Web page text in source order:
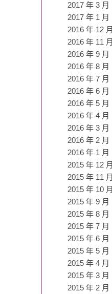
2017 年 3 月
2017 年 1 月
2016 年 12 月
2016 年 11 月
2016 年 9 月
2016 年 8 月
2016 年 7 月
2016 年 6 月
2016 年 5 月
2016 年 4 月
2016 年 3 月
2016 年 2 月
2016 年 1 月
2015 年 12 月
2015 年 11 月
2015 年 10 月
2015 年 9 月
2015 年 8 月
2015 年 7 月
2015 年 6 月
2015 年 5 月
2015 年 4 月
2015 年 3 月
2015 年 2 月